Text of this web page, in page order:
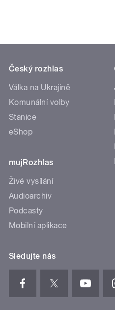
Český rozhlas
Válka na Ukrajině
Komunální volby
Stanice
eShop
mujRozhlas
Živé vysílání
Audioarchiv
Podcasty
Mobilní aplikace
Sledujte nás